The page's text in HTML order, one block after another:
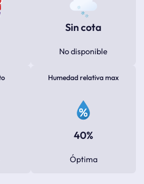
Sin cota
No disponible
Humedad relativa max
40%
Óptima